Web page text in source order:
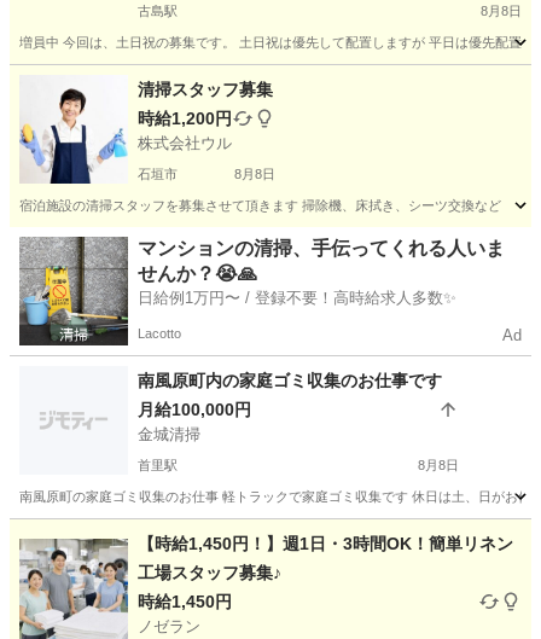
古島駅 8月8日
増員中 今回は、土日祝の募集です。 土日祝は優先して配置しますが 平日は優先配置
国頭郡 古島駅 軽作業
清掃スタッフ募集
時給1,200円
株式会社ウル
石垣市 8月8日
宿泊施設の清掃スタッフを募集させて頂きます 掃除機、床拭き、シーツ交換など
沖縄 石垣市 軽作業
マンションの清掃、手伝ってくれる人いま
せんか？😭🙏
日給例1万円〜 / 登録不要！高時給求人多数✨
Lacotto Ad
南風原町内の家庭ゴミ収集のお仕事です
月給100,000円
金城清掃
首里駅 8月8日
南風原町の家庭ゴミ収集のお仕事 軽トラックで家庭ゴミ収集です 休日は土、日がお休
首里駅 その他 軽トラック
【時給1,450円！】週1日・3時間OK！簡単リネン
工場スタッフ募集♪
時給1,450円
ノゼラン